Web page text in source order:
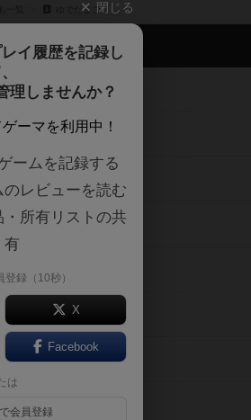
ゆでたまご閉じる
イ履歴を記録し
理しませんか？
ーマを利用中！
ームを記録する
レビューを読む
所有リストの共
有
登録（10秒）
X
Facebook
は
会員登録
する
レビュー
ラム
内